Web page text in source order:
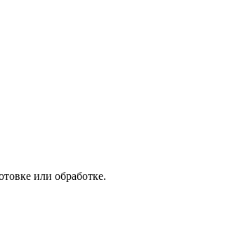
или обработке.